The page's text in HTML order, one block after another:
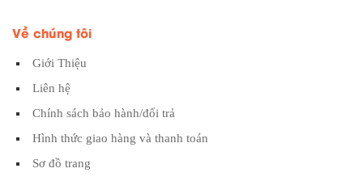
Về chúng tôi
Giới Thiệu
Liên hệ
Chính sách bảo hành/đổi trả
Hình thức giao hàng và thanh toán
Sơ đồ trang